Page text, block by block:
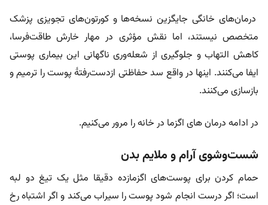
درمان‌های خانگی جایگزین نسخه‌ها و کورتون‌های تجویزی پزشک
متخصص نیستند، اما نقش مؤثری در مهار خارش‌ طاقت‌فرسا،
کاهش التهاب و جلوگیری از شعله‌وری ناگهانی این بیماری پوستی
ایفا می‌کنند. اینها در واقع سد حفاظتی از‌دست‌رفتۀ پوست را ترمیم و
بازسازی می‌کنند.
در ادامه درمان های اگزما در خانه را مرور می‌کنیم.
شست‌وشوی آرام و ملایم بدن
حمام کردن برای پوست‌های اگزمازده دقیقا مثل یک تیغ دو لبه
است؛ اگر درست انجام شود پوست را سیراب می‌کند و اگر اشتباه رخ